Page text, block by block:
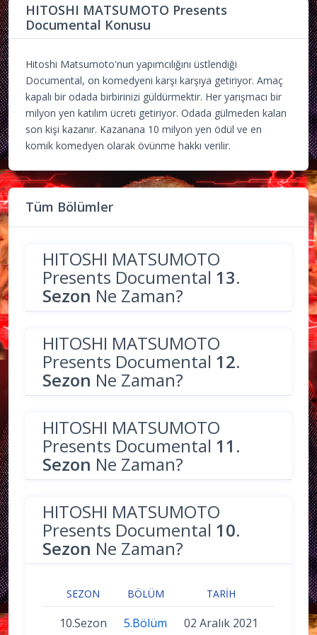
HITOSHI MATSUMOTO Presents
Documental Konusu
Hitoshi Matsumoto'nun yapımcılığını üstlendiği
Documental, on komedyeni karşı karşıya getiriyor. Amaç
kapalı bir odada birbirinizi güldürmektir. Her yarışmacı bir
milyon yen katılım ücreti getiriyor. Odada gülmeden kalan
son kişi kazanır. Kazanana 10 milyon yen ödül ve en
komik komedyen olarak övünme hakkı verilir.
Tüm Bölümler
HITOSHI MATSUMOTO
Presents Documental 13.
Sezon Ne Zaman?
HITOSHI MATSUMOTO
Presents Documental 12.
Sezon Ne Zaman?
HITOSHI MATSUMOTO
Presents Documental 11.
Sezon Ne Zaman?
HITOSHI MATSUMOTO
Presents Documental 10.
Sezon Ne Zaman?
SEZON BÖLÜM TARIH
10.Sezon 5.Bölüm 02 Aralık 2021